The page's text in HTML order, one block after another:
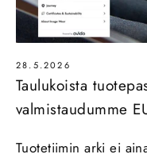
28.5.2026
Taulukoista
valmistaudumme
Tuotetiimin arki ei